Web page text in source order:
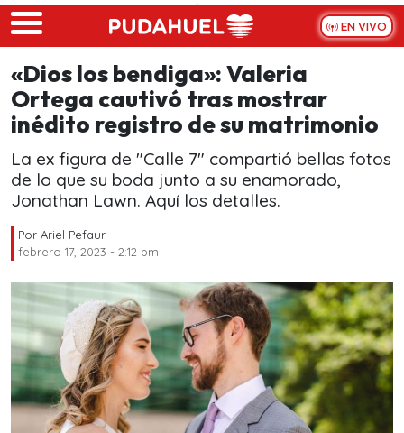
Skip to main content
EN VIVO
«Dios los bendiga»: Valeria
Ortega cautivó tras mostrar
inédito registro de su matrimonio
La ex figura de "Calle 7" compartió bellas fotos
de lo que su boda junto a su enamorado,
Jonathan Lawn. Aquí los detalles.
Por Ariel Pefaur
febrero 17, 2023 - 2:12 pm